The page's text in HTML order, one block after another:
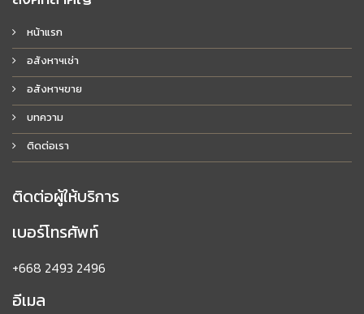
หน้าแรก
อสังหาฯเช่า
อสังหาฯขาย
บทความ
ติดต่อเรา
ติดต่อผู้ให้บริการ
เบอร์โทรศัพท์
+668 2493 2496
อีเมล